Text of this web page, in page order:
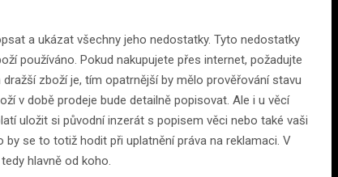
a ukázat všechny jeho nedostatky. Tyto nedostatky
používáno. Pokud nakupujete přes internet, požadujte
zboží je, tím opatrnější by mělo prověřování stavu
v době prodeje bude detailně popisovat. Ale i u věcí
uložit si původní inzerát s popisem věci nebo také vaši
se to totiž hodit při uplatnění práva na reklamaci. V
hlavně od koho.